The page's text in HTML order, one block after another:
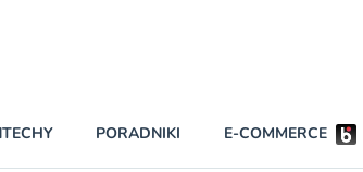
PORADNIKI E-COMMERCE